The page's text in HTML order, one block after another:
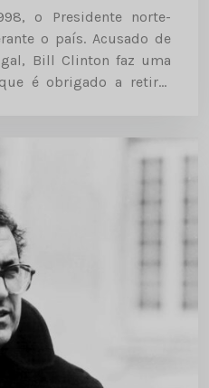
o Presidente norte-
o país. Acusado de
Bill Clinton faz uma
é obrigado a retirar